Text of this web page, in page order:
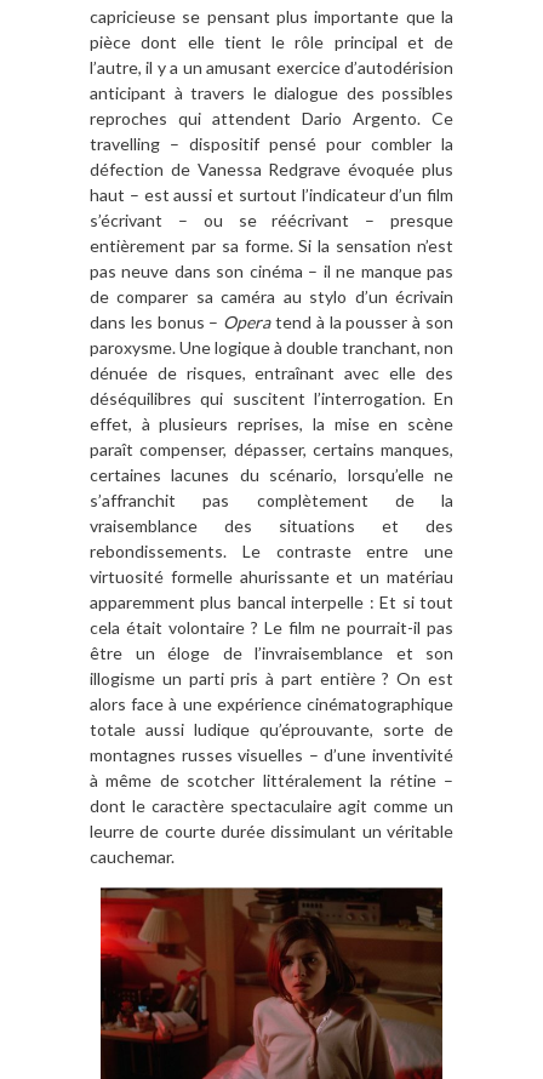
capricieuse se pensant plus importante que la
pièce dont elle tient le rôle principal et de
l’autre, il y a un amusant exercice d’autodérision
anticipant à travers le dialogue des possibles
reproches qui attendent Dario Argento. Ce
travelling – dispositif pensé pour combler la
défection de Vanessa Redgrave évoquée plus
haut – est aussi et surtout l’indicateur d’un film
s’écrivant – ou se réécrivant – presque
entièrement par sa forme. Si la sensation n’est
pas neuve dans son cinéma – il ne manque pas
de comparer sa caméra au stylo d’un écrivain
dans les bonus – Operatend à la pousser à son
paroxysme. Une logique à double tranchant, non
dénuée de risques, entraînant avec elle des
déséquilibres qui suscitent l’interrogation. En
effet, à plusieurs reprises, la mise en scène
paraît compenser, dépasser, certains manques,
certaines lacunes du scénario, lorsqu’elle ne
s’affranchit pas complètement de la
vraisemblance des situations et des
rebondissements. Le contraste entre une
virtuosité formelle ahurissante et un matériau
apparemment plus bancal interpelle : Et si tout
cela était volontaire ? Le film ne pourrait-il pas
être un éloge de l’invraisemblance et son
illogisme un parti pris à part entière ? On est
alors face à une expérience cinématographique
totale aussi ludique qu’éprouvante, sorte de
montagnes russes visuelles – d’une inventivité
à même de scotcher littéralement la rétine –
dont le caractère spectaculaire agit comme un
leurre de courte durée dissimulant un véritable
cauchemar.